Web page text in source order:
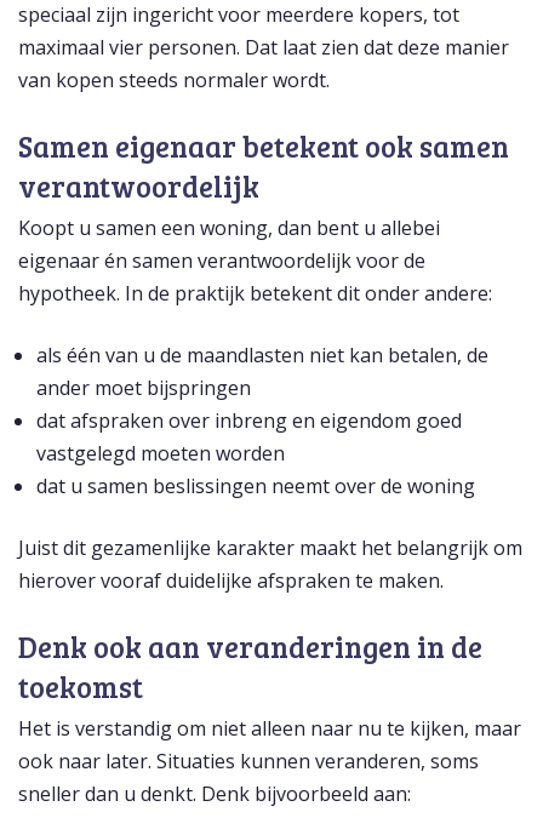
speciaal zijn ingericht voor meerdere kopers, tot
maximaal vier personen. Dat laat zien dat deze manier
van kopen steeds normaler wordt.
Samen eigenaar betekent ook samen
verantwoordelijk
Koopt u samen een woning, dan bent u allebei
eigenaar én samen verantwoordelijk voor de
hypotheek. In de praktijk betekent dit onder andere:
als één van u de maandlasten niet kan betalen, de
ander moet bijspringen
dat afspraken over inbreng en eigendom goed
vastgelegd moeten worden
dat u samen beslissingen neemt over de woning
Juist dit gezamenlijke karakter maakt het belangrijk om
hierover vooraf duidelijke afspraken te maken.
Denk ook aan veranderingen in de
toekomst
Het is verstandig om niet alleen naar nu te kijken, maar
ook naar later. Situaties kunnen veranderen, soms
sneller dan u denkt. Denk bijvoorbeeld aan: